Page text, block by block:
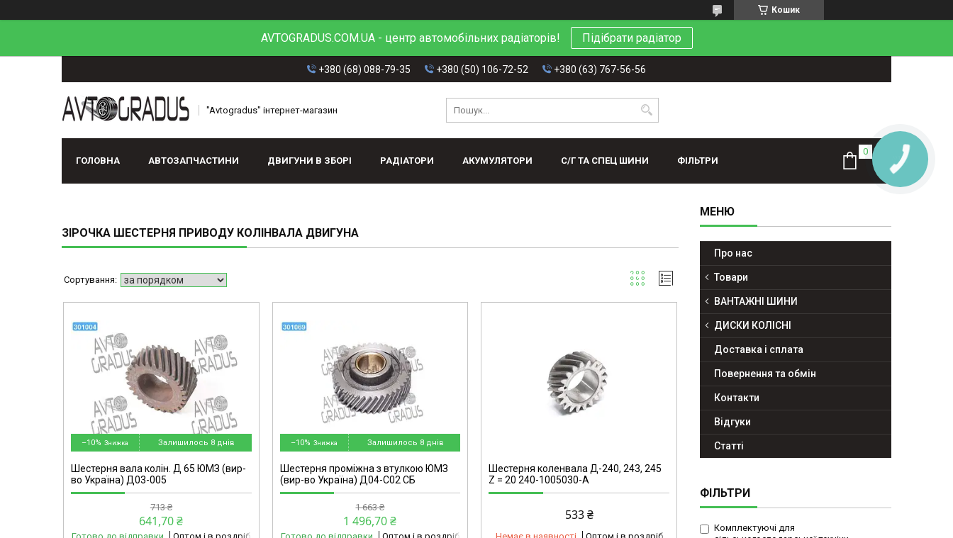
Кошик
AVTOGRADUS.COM.UA - центр автомобільних радіаторів! Підібрати радіатор
+380 (68) 088-79-35 +380 (50) 106-72-52 +380 (63) 767-56-56
"Avtogradus" інтернет-магазин
ГОЛОВНА АВТОЗАПЧАСТИНИ ДВИГУНИ В ЗБОРІ РАДІАТОРИ АКУМУЛЯТОРИ С/Г ТА СПЕЦ ШИНИ ФІЛЬТРИ
ЗІРОЧКА ШЕСТЕРНЯ ПРИВОДУ КОЛІНВАЛА ДВИГУНА
–10% Залишилось 8 днів
Шестерня вала колін. Д 65 ЮМЗ (вир-
во Україна) Д03-005
713 ₴
641,70 ₴
301069-omg
–10% Залишилось 8 днів
Шестерня проміжна з втулкою ЮМЗ
(вир-во Україна) Д04-С02 СБ
1 663 ₴
1 496,70 ₴
2310995588-omg
Шестерня коленвала Д-240, 243, 245
Z = 20 240-1005030-А
533 ₴
Про нас
Товари
ВАНТАЖНІ ШИНИ
ДИСКИ КОЛІСНІ
Доставка і сплата
Повернення та обмін
Контакти
Відгуки
Статті
ФІЛЬТРИ
Комплектуючі для